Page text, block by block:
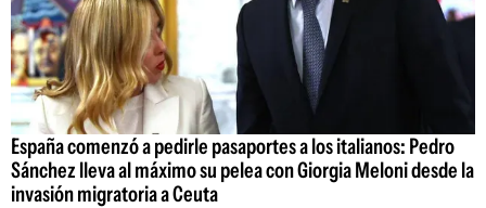
España comenzó a pedirle pasaportes a los italianos: Pedro
Sánchez lleva al máximo su pelea con Giorgia Meloni desde la
invasión migratoria a Ceuta